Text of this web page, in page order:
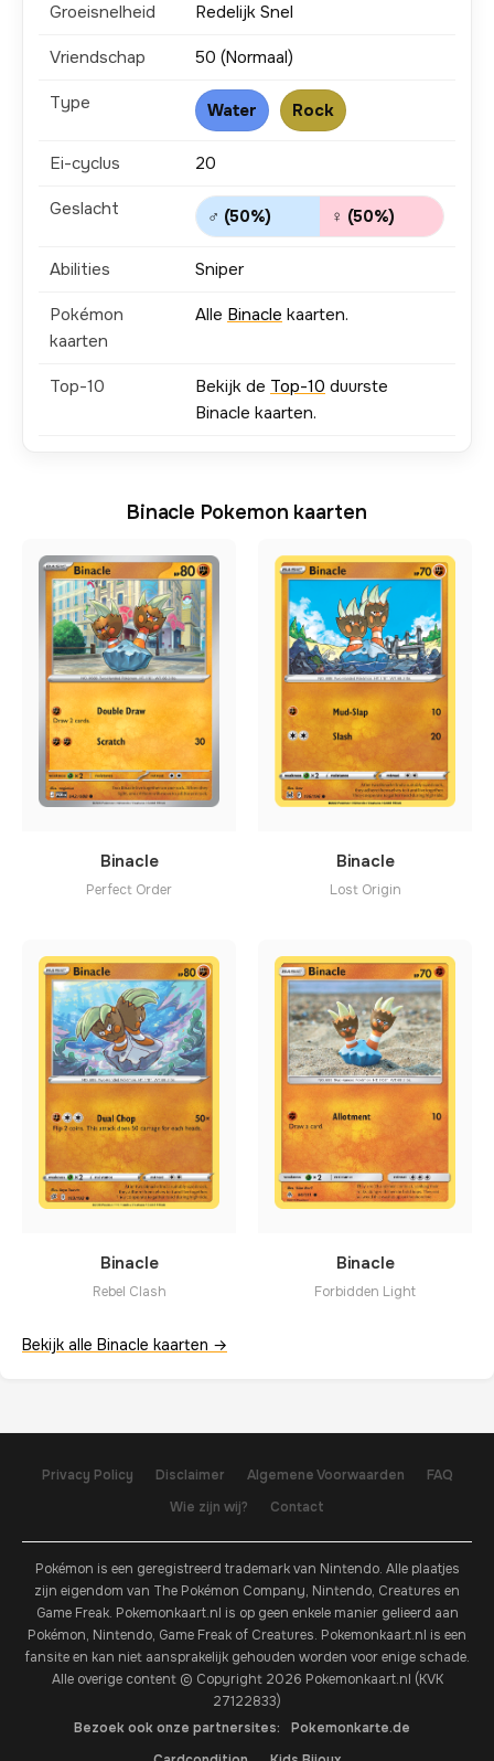
Groeisnelheid Redelijk Snel
Vriendschap 50 (Normaal)
Type Water Rock
Ei-cyclus 20
Geslacht ♂ (50%) ♀ (50%)
Abilities Sniper
Pokémon
kaarten
Alle Binacle kaarten.
Top-10 Bekijk de Top-10 duurste
Binacle kaarten.
Binacle Pokemon kaarten
Binacle
Perfect Order
Binacle
Lost Origin
Binacle
Rebel Clash
Binacle
Forbidden Light
Bekijk alle Binacle kaarten →
Privacy Policy Disclaimer Algemene Voorwaarden
FAQ
Wie zijn wij?
Contact
Pokémon is een geregistreerd trademark van Nintendo. Alle plaatjes
zijn eigendom van The Pokémon Company, Nintendo, Creatures en
Game Freak. Pokemonkaart.nl is op geen enkele manier gelieerd aan
Pokémon, Nintendo, Game Freak of Creatures. Pokemonkaart.nl is een
fansite en kan niet aansprakelijk gehouden worden voor enige schade.
Alle overige content © Copyright 2026 Pokemonkaart.nl (KVK
27122833)
Bezoek ook onze partnersites:
Pokemonkarte.de